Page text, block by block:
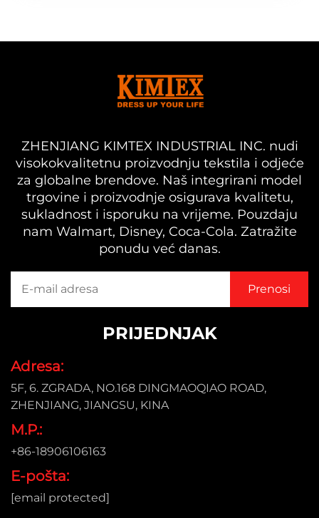
ZHENJIANG KIMTEX INDUSTRIAL INC. nudi
visokokvalitetnu proizvodnju tekstila i odjeće
za globalne brendove. Naš integrirani model
trgovine i proizvodnje osigurava kvalitetu,
sukladnost i isporuku na vrijeme. Pouzdaju
nam Walmart, Disney, Coca-Cola. Zatražite
ponudu već danas.
PRIJEDNJAK
Adresa:
5F, 6. ZGRADA, NO.168 DINGMAOQIAO ROAD,
ZHENJIANG, JIANGSU, KINA
M.P.:
+86-18906106163
E-pošta:
[email protected]